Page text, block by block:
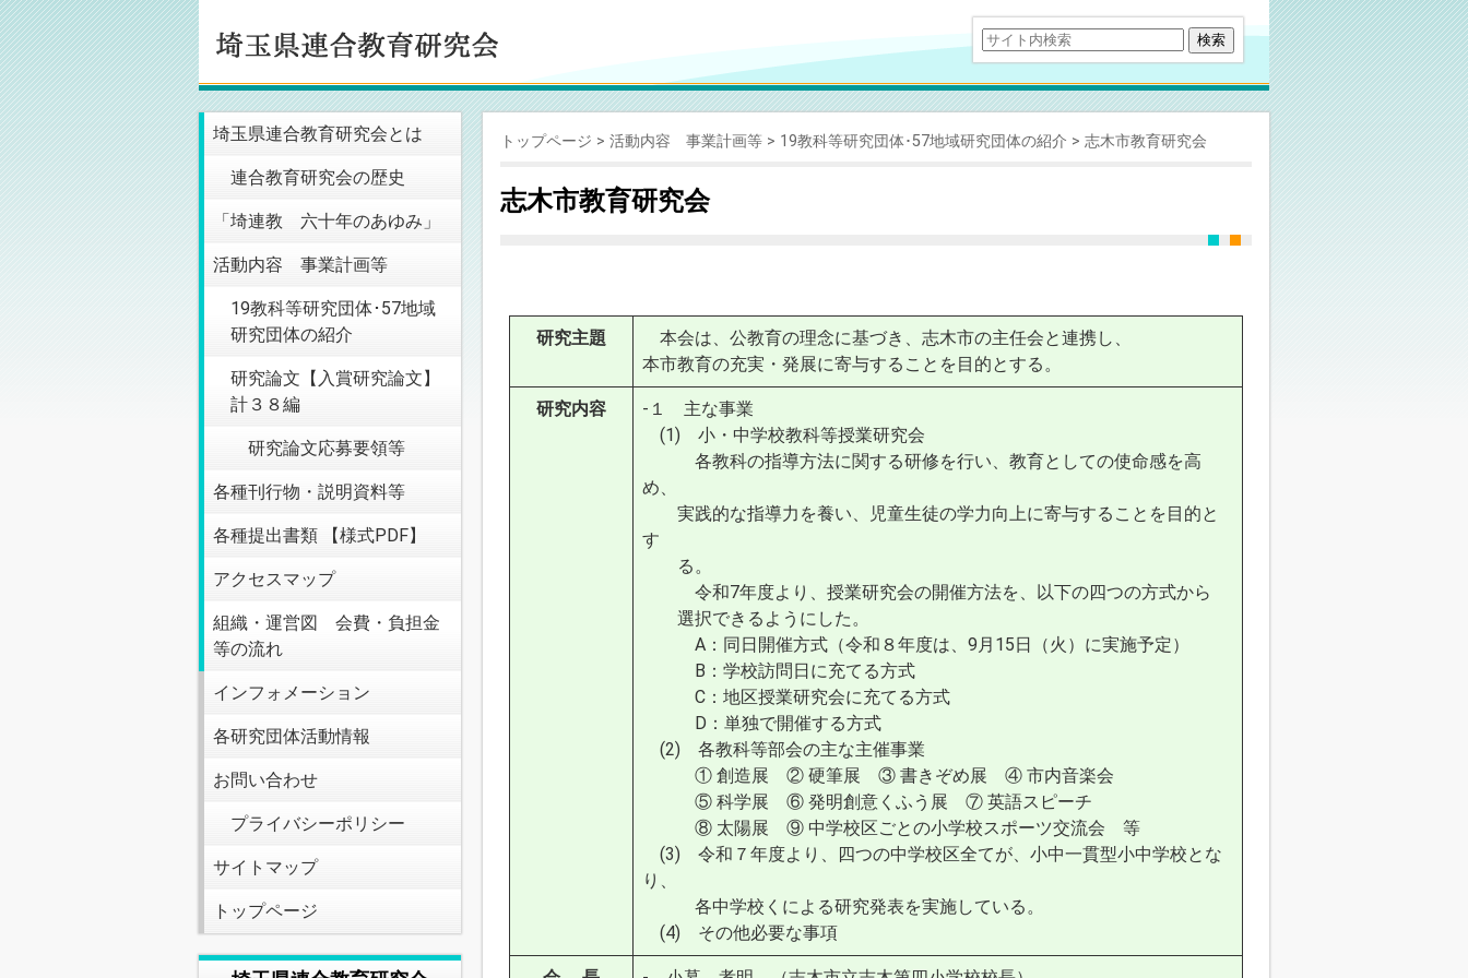
埼玉県連合教育研究会とは
連合教育研究会の歴史
「埼連教 六十年のあゆみ」
活動内容 事業計画等
19教科等研究団体･57地域
研究団体の紹介
研究論文【入賞研究論文】
計３８編
研究論文応募要領等
各種刊行物・説明資料等
各種提出書類 【様式PDF】
アクセスマップ
組織・運営図 会費・負担金
等の流れ
インフォメーション
各研究団体活動情報
お問い合わせ
プライバシーポリシー
サイトマップ
トップページ
トップページ 活動内容 事業計画等 19教科等研究団体･57地域研究団体の紹介 志木市教育研究会
志木市教育研究会
研究主題
本会は、公教育の理念に基づき、志木市の主任会と連携し、
本市教育の充実・発展に寄与することを目的とする。
研究内容
-１ 主な事業
(1) 小・中学校教科等授業研究会
各教科の指導方法に関する研修を行い、教育としての使命感を高
め、
実践的な指導力を養い、児童生徒の学力向上に寄与することを目的と
す
る。
令和7年度より、授業研究会の開催方法を、以下の四つの方式から
選択できるようにした。
A：同日開催方式（令和８年度は、9月15日（火）に実施予定）
B：学校訪問日に充てる方式
C：地区授業研究会に充てる方式
D：単独で開催する方式
(2) 各教科等部会の主な主催事業
① 創造展 ② 硬筆展 ③ 書きぞめ展 ④ 市内音楽会
⑤ 科学展 ⑥ 発明創意くふう展 ⑦ 英語スピーチ
⑧ 太陽展 ⑨ 中学校区ごとの小学校スポーツ交流会 等
(3) 令和７年度より、四つの中学校区全てが、小中一貫型小中学校とな
り、
各中学校くによる研究発表を実施している。
(4) その他必要な事項